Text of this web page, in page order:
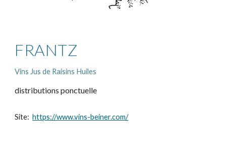
FRANTZ
Vins Jus de Raisins Huiles
distributions ponctuelle
Site:https://www.vins-beiner.com/